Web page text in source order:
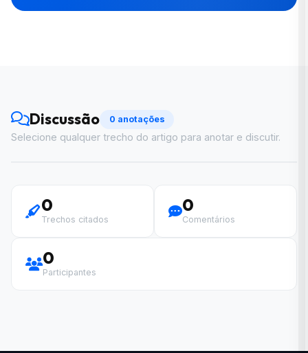
Discussão 0 anotações
Selecione qualquer trecho do artigo para anotar e discutir.
0
Trechos citados
0
Comentários
0
Participantes